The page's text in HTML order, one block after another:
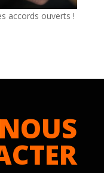
accords ouverts !
NOUS